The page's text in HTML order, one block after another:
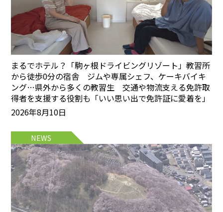
まるでホテル？「駒ヶ根ドライビングリゾート」教習所
から徒歩0分の宿舎 ジムや専属シェフ、ケーキバイキ
ング…県外から多くの教習生 交通や物流支える免許取
得者を支援する役割も「いい思い出で免許証に愛着を」
2026年8月10日
NEWS